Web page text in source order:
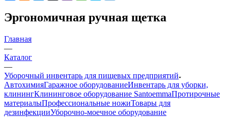
Эргономичная ручная щетка
Главная
—
Каталог
—
Уборочный инвентарь для пищевых предприятий
АвтохимияГаражное оборудованиеИнвентарь для уборки,
клинингКлининговое оборудование SantoemmaПротирочные
материалыПрофессиональные ножиТовары для
дезинфекцииУборочно-моечное оборудование